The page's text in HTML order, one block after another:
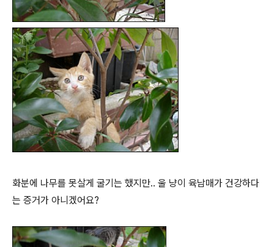
화분에 나무를 못살게 굴기는 했지만.. 울 냥이 육남매가 건강하다
는 증거가 아니겠어요?